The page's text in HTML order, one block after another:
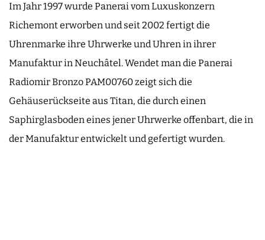
Im Jahr 1997 wurde Panerai vom Luxuskonzern
Richemont erworben und seit 2002 fertigt die
Uhrenmarke ihre Uhrwerke und Uhren in ihrer
Manufaktur in Neuchâtel. Wendet man die Panerai
Radiomir Bronzo PAM00760 zeigt sich die
Gehäuserückseite aus Titan, die durch einen
Saphirglasboden eines jener Uhrwerke offenbart, die in
der Manufaktur entwickelt und gefertigt wurden.